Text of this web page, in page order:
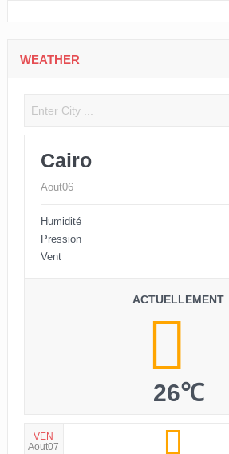
WEATHER
Cairo
Aout06
Humidité
Pression
Vent
ACTUELLEMENT
26℃
VEN
Aout07